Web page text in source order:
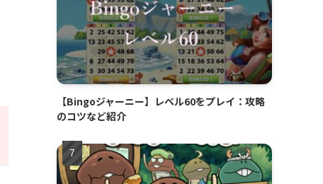
【Bingoジャーニー】レベル60をプレイ：攻略
のコツなど紹介